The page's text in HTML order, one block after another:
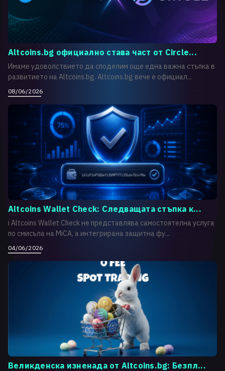
Altcoins.bg официално става част от Circle...
Имаме удоволствието да споделим още една важна стъпка в
развитието на Altcoins.bg. Altcoins.bg вече е официал...
08/06/2026
Altcoins Wallet Check: Следващата стъпка к...
i Altcoins Wallet Check не представлява самостоятелна услуга
по смисъла на MiCA, а интегрирана защитна фу...
04/06/2026
Великденска изненада от Altcoins.bg: Безпл...